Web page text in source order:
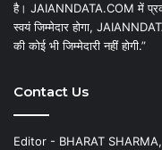
है। JAIANNDATA.COM में
स्वयं जिम्मेदार होगा,
की कोई भी जिम्मेदारी नहीं होगी.”
Contact Us
Editor - BHARAT SHARMA,